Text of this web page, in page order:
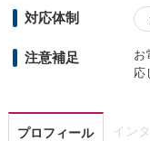
対応体制
注意補足
お
応
プロフィール イン